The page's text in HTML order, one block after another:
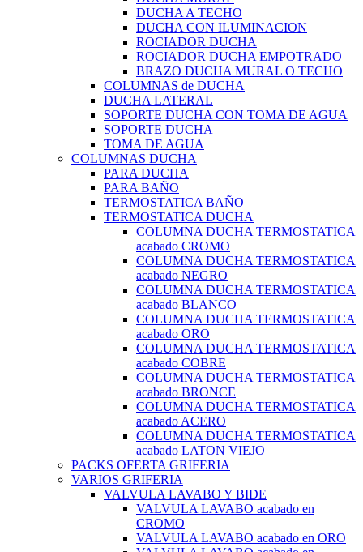
DUCHA A TECHO
DUCHA CON ILUMINACION
ROCIADOR DUCHA
ROCIADOR DUCHA EMPOTRADO
BRAZO DUCHA MURAL O TECHO
COLUMNAS de DUCHA
DUCHA LATERAL
SOPORTE DUCHA CON TOMA DE AGUA
SOPORTE DUCHA
TOMA DE AGUA
COLUMNAS DUCHA
PARA DUCHA
PARA BAÑO
TERMOSTATICA BAÑO
TERMOSTATICA DUCHA
COLUMNA DUCHA TERMOSTATICA
acabado CROMO
COLUMNA DUCHA TERMOSTATICA
acabado NEGRO
COLUMNA DUCHA TERMOSTATICA
acabado BLANCO
COLUMNA DUCHA TERMOSTATICA
acabado ORO
COLUMNA DUCHA TERMOSTATICA
acabado COBRE
COLUMNA DUCHA TERMOSTATICA
acabado BRONCE
COLUMNA DUCHA TERMOSTATICA
acabado ACERO
COLUMNA DUCHA TERMOSTATICA
acabado LATON VIEJO
PACKS OFERTA GRIFERIA
VARIOS GRIFERIA
VALVULA LAVABO Y BIDE
VALVULA LAVABO acabado en
CROMO
VALVULA LAVABO acabado en ORO